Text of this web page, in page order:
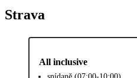
Strava
All inclusive